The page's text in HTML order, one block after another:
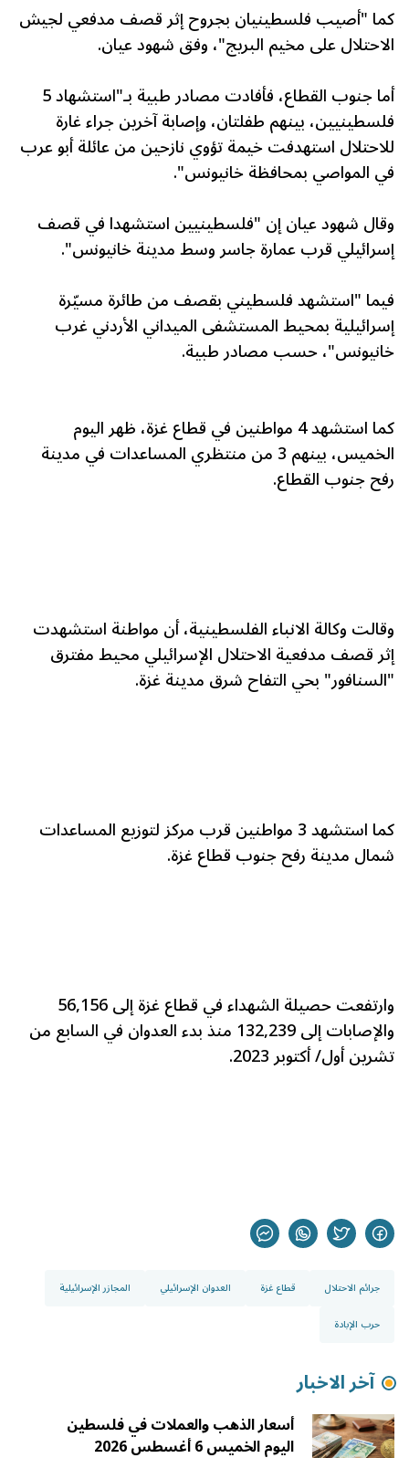
كما "أصيب فلسطينيان بجروح إثر قصف مدفعي لجيش
الاحتلال على مخيم البريج"، وفق شهود عيان.
أما جنوب القطاع، فأفادت مصادر طبية بـ"استشهاد 5
فلسطينيين، بينهم طفلتان، وإصابة آخرين جراء غارة
للاحتلال استهدفت خيمة تؤوي نازحين من عائلة أبو عرب
في المواصي بمحافظة خانيونس".
وقال شهود عيان إن "فلسطينيين استشهدا في قصف
إسرائيلي قرب عمارة جاسر وسط مدينة خانيونس".
فيما "استشهد فلسطيني بقصف من طائرة مسيّرة
إسرائيلية بمحيط المستشفى الميداني الأردني غرب
خانيونس"، حسب مصادر طبية.
كما استشهد 4 مواطنين في قطاع غزة، ظهر اليوم
الخميس، بينهم 3 من منتظري المساعدات في مدينة
رفح جنوب القطاع.
وقالت وكالة الانباء الفلسطينية، أن مواطنة استشهدت
إثر قصف مدفعية الاحتلال الإسرائيلي محيط مفترق
"السنافور" بحي التفاح شرق مدينة غزة.
كما استشهد 3 مواطنين قرب مركز لتوزيع المساعدات
شمال مدينة رفح جنوب قطاع غزة.
وارتفعت حصيلة الشهداء في قطاع غزة إلى 56,156
والإصابات إلى 132,239 منذ بدء العدوان في السابع من
تشرين أول/ أكتوبر 2023 .
جرائم الاحتلال قطاع غزة العدوان الإسرائيلي
المجازر الإسرائيلية
حرب الإبادة
آخر الاخبار
أسعار الذهب والعملات في فلسطين
اليوم الخميس 6 أغسطس 2026